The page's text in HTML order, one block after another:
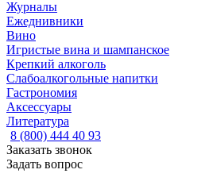
Журналы
Ежеднивники
Вино
Игристые вина и шампанское
Крепкий алкоголь
Слабоалкогольные напитки
Гастрономия
Аксессуары
Литература
8 (800) 444 40 93
Заказать звонок
Задать вопрос